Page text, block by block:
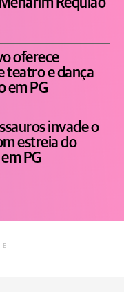
Requião
oferece
teatro e dança
em PG
invade o
estreia do
PG